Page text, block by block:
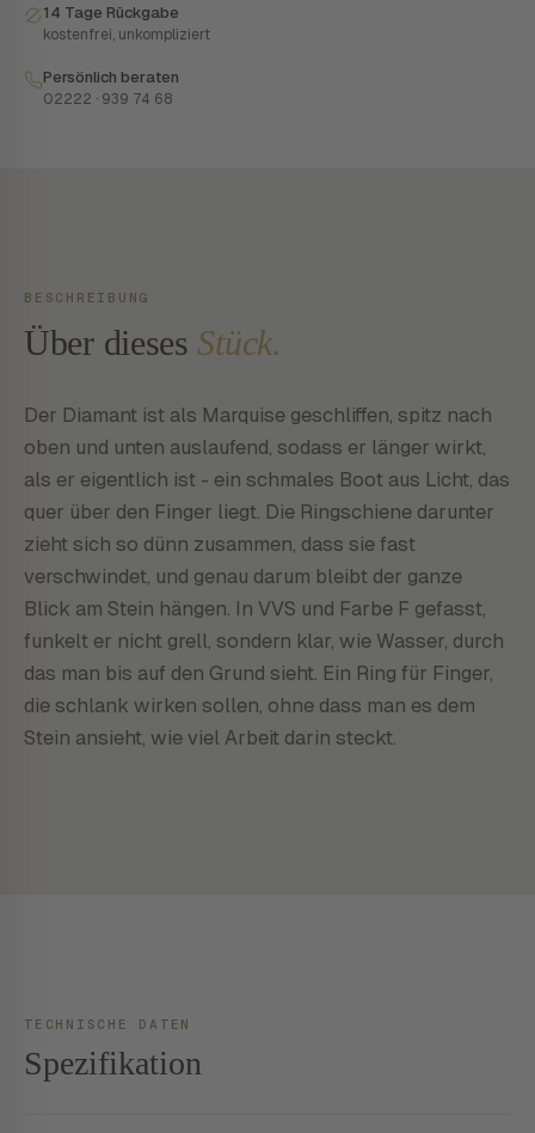
14 Tage Rückgabe
kostenfrei, unkompliziert
Persönlich beraten
02222 · 939 74 68
BESCHREIBUNG
Über dieses Stück.
Der Diamant ist als Marquise geschliffen, spitz nach
oben und unten auslaufend, sodass er länger wirkt,
als er eigentlich ist - ein schmales Boot aus Licht, das
quer über den Finger liegt. Die Ringschiene darunter
zieht sich so dünn zusammen, dass sie fast
verschwindet, und genau darum bleibt der ganze
Blick am Stein hängen. In VVS und Farbe F gefasst,
funkelt er nicht grell, sondern klar, wie Wasser, durch
das man bis auf den Grund sieht. Ein Ring für Finger,
die schlank wirken sollen, ohne dass man es dem
Stein ansieht, wie viel Arbeit darin steckt.
TECHNISCHE DATEN
Spezifikation